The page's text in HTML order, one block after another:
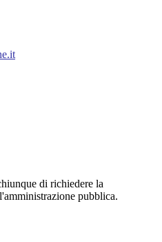
di richiedere la
pubblica.